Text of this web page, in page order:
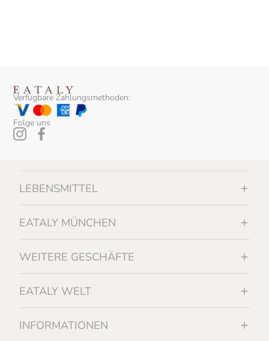
Verfügbare Zahlungsmethoden:
Folge uns
LEBENSMITTEL
EATALY MÜNCHEN
WEITERE GESCHÄFTE
EATALY WELT
INFORMATIONEN